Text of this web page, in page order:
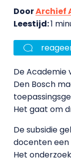
DoorArchief
Leestijd:1
De Academie
Den Bosch
Het gaat om
De subsidie
docenten een
Het